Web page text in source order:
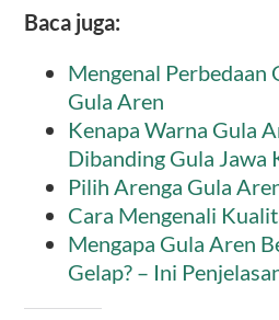
Baca juga:
Mengenal Perbedaan
Gula Aren
Kenapa Warna Gula
Dibanding Gula Jawa
Pilih Arenga Gula
Cara Mengenali
Mengapa Gula Aren
Gelap? – Ini